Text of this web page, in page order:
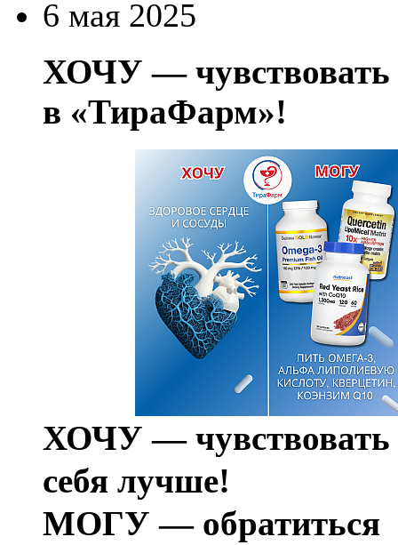
6 мая 2025
ХОЧУ —
в «ТираФарм»!
ХОЧУ — чувствовать
себя лучше!
МОГУ — обратиться